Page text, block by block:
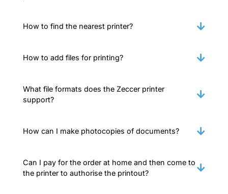
How to find the nearest printer?
How to add files for printing?
What file formats does the Zeccer printer
support?
How can I make photocopies of documents?
Can I pay for the order at home and then come to
the printer to authorise the printout?